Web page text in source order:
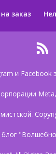
заказ
и
блог